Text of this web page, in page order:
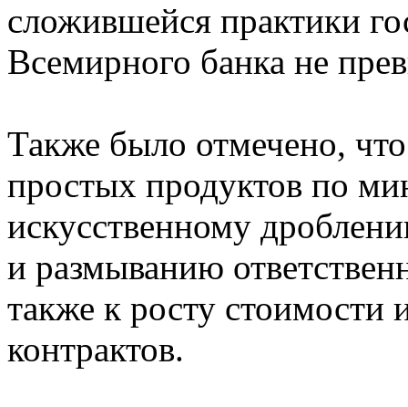
сложившейся практики
Всемирного банка не
Также было отмечено,
простых продуктов по
искусственному
и размыванию
также к росту стоимости
контрактов.